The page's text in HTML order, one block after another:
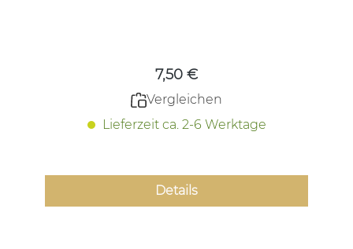
7,50 €
Vergleichen
Lieferzeit ca. 2-6 Werktage
Details